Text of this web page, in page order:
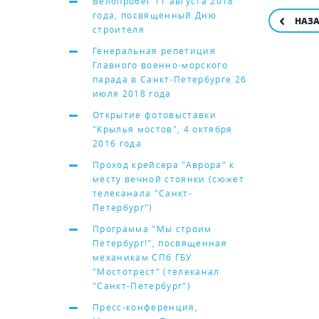
года, посвященный Дню
строителя
Генеральная репетиция
Главного военно-морского
парада в Санкт-Петербурге 26
июля 2018 года
Открытие фотовыставки
"Крылья мостов", 4 октября
2016 года
Проход крейсера "Аврора" к
месту вечной стоянки (сюжет
телеканала "Санкт-
Петербург")
Программа "Мы строим
Петербург!", посвященная
механикам СПб ГБУ
"Мостотрест" (телеканал
"Санкт-Петербург")
Пресс-конференция,